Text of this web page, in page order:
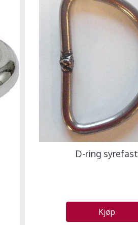
D-ring syrefast
Kjøp